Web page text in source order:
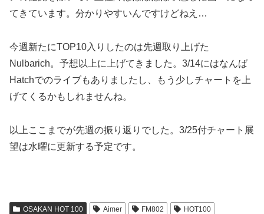
てきています。分かりやすいんですけどねえ…
今週新たにTOP10入りしたのは先週取り上げた
Nulbarich。予想以上に上げてきました。3/14にはなんば
Hatchでのライブもありましたし、もう少しチャートを上
げてくるかもしれませんね。
以上ここまでが先週の振り返りでした。3/25付チャート展
望は水曜に更新する予定です。
OSAKAN HOT 100 Aimer FM802
HOT100